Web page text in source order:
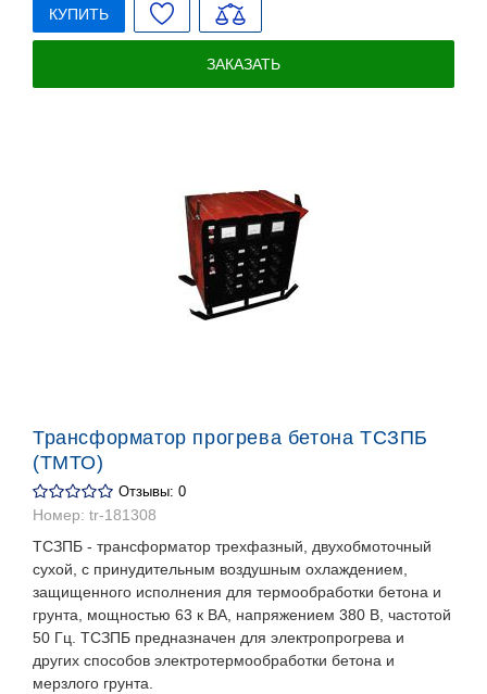
КУПИТЬ
ЗАКАЗАТЬ
Трансформатор прогрева бетона ТСЗПБ
(ТМТО)
Отзывы: 0
Номер: tr-181308
ТСЗПБ - трансформатор трехфазный, двухобмоточный
сухой, с принудительным воздушным охлаждением,
защищенного исполнения для термообработки бетона и
грунта, мощностью 63 к ВА, напряжением 380 В, частотой
50 Гц. ТСЗПБ предназначен для электропрогрева и
других способов электротермообработки бетона и
мерзлого грунта.